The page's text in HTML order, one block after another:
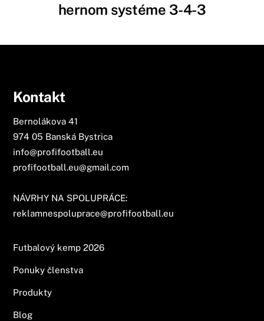
hernom systéme 3-4-3
Kontakt
Bernolákova 41
974 05 Banská Bystrica
info@profifootball.eu
profifootball.eu@gmail.com
NÁVRHY NA SPOLUPRÁCE:
reklamnespoluprace@profifootball.eu
Futbalový kemp 2026
Ponuky členstva
Produkty
Blog